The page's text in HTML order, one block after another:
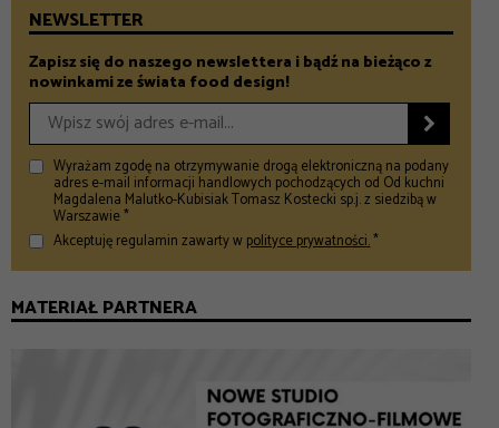
NEWSLETTER
Zapisz się do naszego newslettera i bądź na bieżąco z
nowinkami ze świata food design!

Wyrażam zgodę na otrzymywanie drogą elektroniczną na podany
adres e-mail informacji handlowych pochodzących od Od kuchni
Magdalena Malutko-Kubisiak Tomasz Kostecki sp.j. z siedzibą w
Warszawie *
Akceptuję regulamin zawarty wpolityce prywatności.*
MATERIAŁ PARTNERA